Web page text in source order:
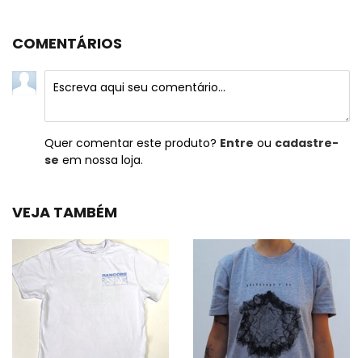
COMENTÁRIOS
Quer comentar este produto? Entre ou cadastre-
se em nossa loja.
VEJA TAMBÉM